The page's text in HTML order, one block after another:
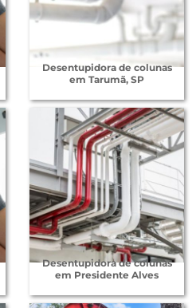
Desentupidora de colunas
em Tarumã, SP
Desentupidora de colunas
em Presidente Alves